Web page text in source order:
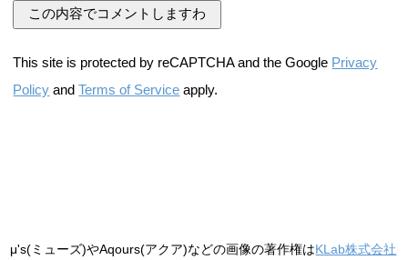
This site is protected by reCAPTCHA and the Google Privacy
Policy andTerms of Service apply.
μ's(ミューズ)やAqours(アクア)などの画像の著作権はKLab株式会社